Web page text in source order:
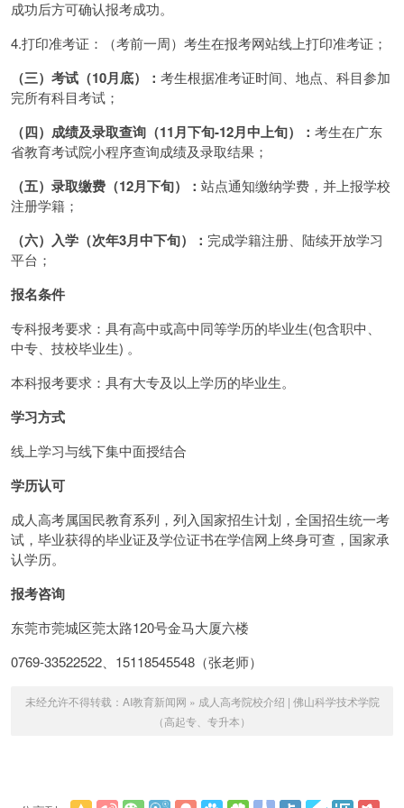
成功后方可确认报考成功。
4.打印准考证：（考前一周）考生在报考网站线上打印准考证；
（三）考试（10月底）： 考生根据准考证时间、地点、科目参加
完所有科目考试；
（四）成绩及录取查询（11月下旬-12月中上旬）： 考生在广东
省教育考试院小程序查询成绩及录取结果；
（五）录取缴费（12月下旬）： 站点通知缴纳学费，并上报学校
注册学籍；
（六）入学（次年3月中下旬）： 完成学籍注册、陆续开放学习
平台；
报名条件
专科报考要求：具有高中或高中同等学历的毕业生(包含职中、
中专、技校毕业生) 。
本科报考要求：具有大专及以上学历的毕业生。
学习方式
线上学习与线下集中面授结合
学历认可
成人高考属国民教育系列，列入国家招生计划，全国招生统一考
试，毕业获得的毕业证及学位证书在学信网上终身可查，国家承
认学历。
报考咨询
东莞市莞城区莞太路120号金马大厦六楼
0769-33522522、15118545548（张老师）
未经允许不得转载： AI教育新闻网 » 成人高考院校介绍 | 佛山科学技术学院
（高起专、专升本）